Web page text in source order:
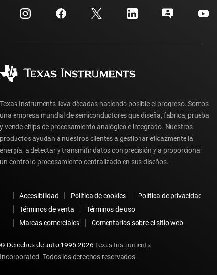
Relaciones con los inversionistas
Centro de atención al cliente
Preguntas frecuentes sobre la cuenta myTI
Preguntas frecuentes sobre pedidos
Texas Instruments lleva décadas haciendo posible el progreso. Somos
una empresa mundial de semiconductores que diseña, fabrica, prueba
y vende chips de procesamiento analógico e integrado. Nuestros
productos ayudan a nuestros clientes a gestionar eficazmente la
energía, a detectar y transmitir datos con precisión y a proporcionar
un control o procesamiento centralizado en sus diseños.
Accesibilidad Política de cookies
Política de privacidad
Términos de venta
Términos de uso
Marcas comerciales
Comentarios sobre el sitio web
© Derechos de auto 1995-2026Texas Instruments
Incorporated. Todos los derechos reservados.